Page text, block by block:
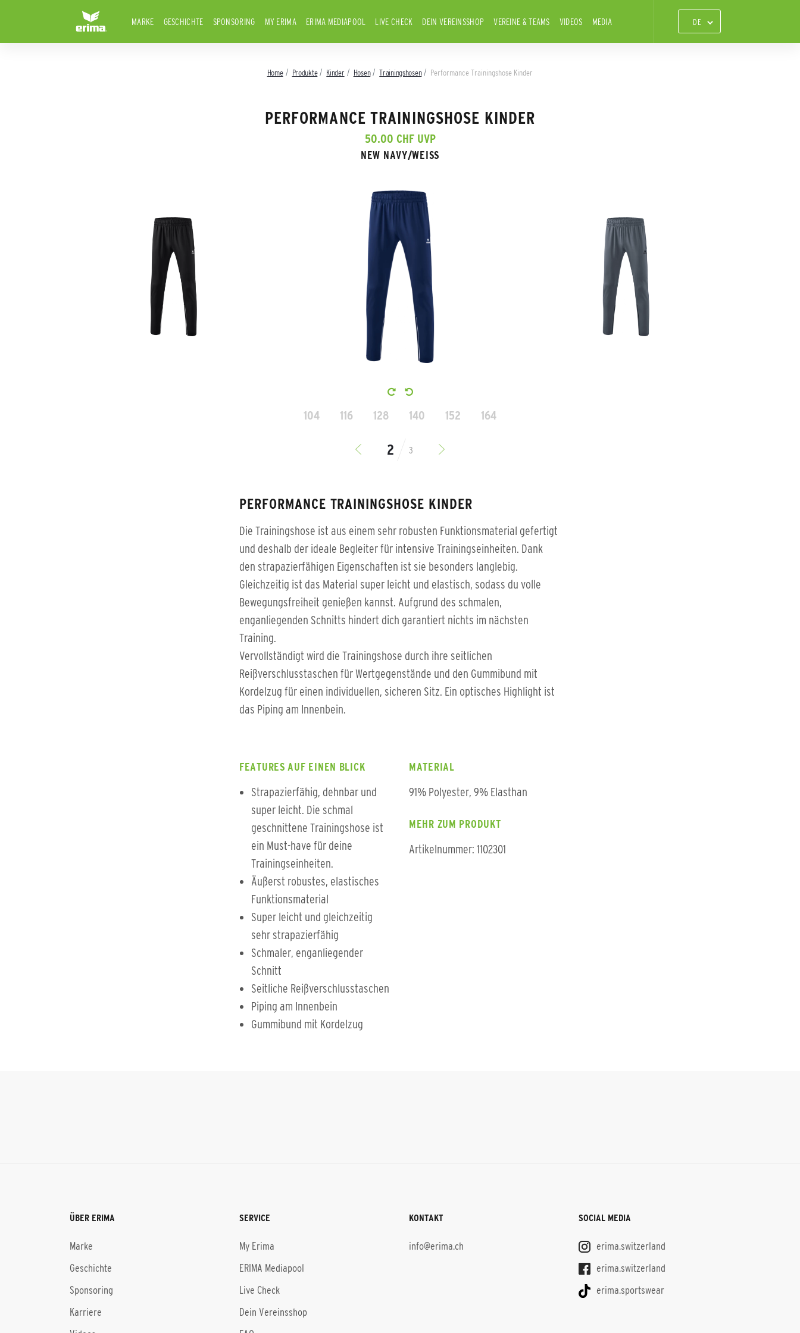
MARKE GESCHICHTE SPONSORING MY ERIMA ERIMA MEDIAPOOL LIVE CHECK DEIN VEREINSSHOP VEREINE & TEAMS VIDEOS MEDIA
Home Produkte Kinder Hosen Trainingshosen Performance Trainingshose Kinder
PERFORMANCE TRAININGSHOSE KINDER
50.00 CHF UVP
NEW NAVY/WEISS
104 116 128 140 152 164
3
PERFORMANCE TRAININGSHOSE KINDER
Die Trainingshose ist aus einem sehr robusten Funktionsmaterial gefertigt
und deshalb der ideale Begleiter für intensive Trainingseinheiten. Dank
den strapazierfähigen Eigenschaften ist sie besonders langlebig.
Gleichzeitig ist das Material super leicht und elastisch, sodass du volle
Bewegungsfreiheit genießen kannst. Aufgrund des schmalen,
enganliegenden Schnitts hindert dich garantiert nichts im nächsten
Training.
Vervollständigt wird die Trainingshose durch ihre seitlichen
Reißverschlusstaschen für Wertgegenstände und den Gummibund mit
Kordelzug für einen individuellen, sicheren Sitz. Ein optisches Highlight ist
das Piping am Innenbein.
FEATURES AUF EINEN BLICK
Strapazierfähig, dehnbar und
super leicht. Die schmal
geschnittene Trainingshose ist
ein Must-have für deine
Trainingseinheiten.
Äußerst robustes, elastisches
Funktionsmaterial
Super leicht und gleichzeitig
sehr strapazierfähig
Schmaler, enganliegender
Schnitt
Seitliche Reißverschlusstaschen
Piping am Innenbein
Gummibund mit Kordelzug
MATERIAL
91% Polyester, 9% Elasthan
MEHR ZUM PRODUKT
Artikelnummer: 1102301
ÜBER ERIMA
Marke
Geschichte
Sponsoring
Karriere
SERVICE
My Erima
ERIMA Mediapool
Live Check
Dein Vereinsshop
KONTAKT
info@erima.ch
SOCIAL MEDIA
erima.switzerland
erima.switzerland
erima.sportswear